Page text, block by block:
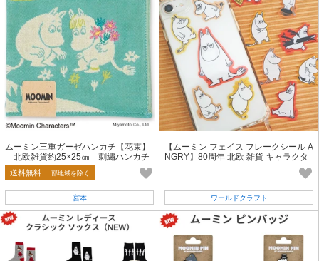
ムーミン三重ガーゼハンカチ【花束】
北欧雑貨約25×25㎝ 刺繡ハンカチ
送料無料 一部地域を除く
宮本
【ムーミン フェイス フレークシール A
NGRY】80周年 北欧 雑貨 キャラクタ
ワールドクラフト